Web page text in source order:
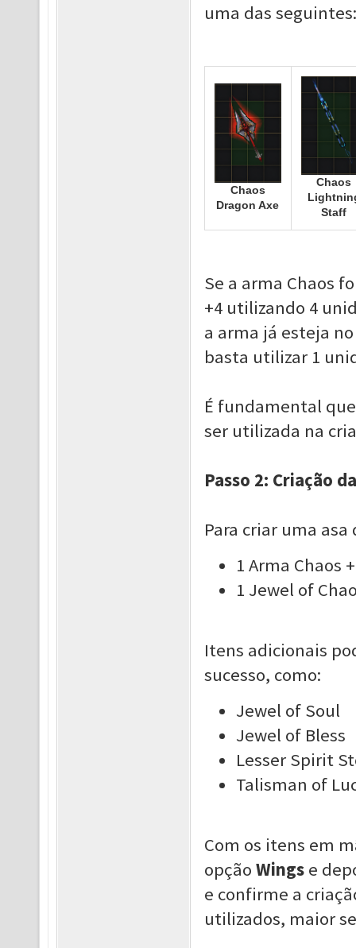
uma das seguintes:
Chaos
Dragon Axe
Chaos
Staff
Se a arma Chaos
+4 utilizando 4
a arma já esteja
basta utilizar 1
É fundamental
ser utilizada na
Passo 2: Criação
Para criar uma
1 Arma Chaos
1 Jewel of
Itens adicionais
sucesso, como:
Jewel of Soul
Jewel of Bless
Lesser Spirit
Talisman of
Com os itens em
opção Wingse
e confirme a
utilizados, maior